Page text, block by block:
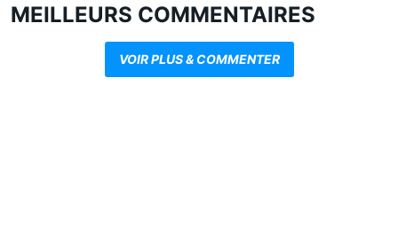
MEILLEURS COMMENTAIRES
VOIR PLUS & COMMENTER